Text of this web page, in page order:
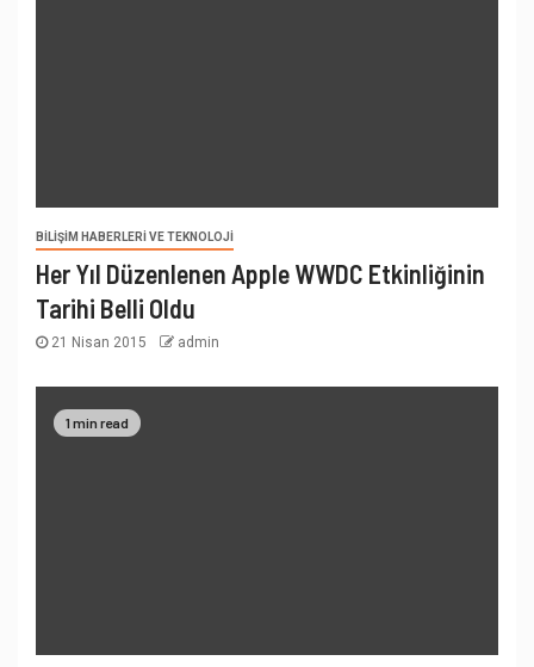
BILIŞIM HABERLERI VE TEKNOLOJI
Her Yıl Düzenlenen Apple WWDC Etkinliğinin
Tarihi Belli Oldu
21 Nisan 2015 admin
1 min read